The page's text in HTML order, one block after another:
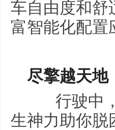
车自由度和舒
富智能化配置
尽擎越天地
行驶中，
生神力助你脱